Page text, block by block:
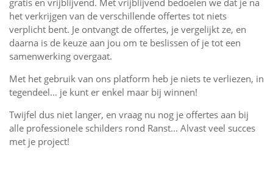
gratis en vrijblijvend. Met vrijblijvend bedoelen we dat je na
het verkrijgen van de verschillende offertes tot niets
verplicht bent. Je ontvangt de offertes, je vergelijkt ze, en
daarna is de keuze aan jou om te beslissen of je tot een
samenwerking overgaat.
Met het gebruik van ons platform heb je niets te verliezen, in
tegendeel... je kunt er enkel maar bij winnen!
Twijfel dus niet langer, en vraag nu nog je offertes aan bij
alle professionele schilders rond Ranst... Alvast veel succes
met je project!